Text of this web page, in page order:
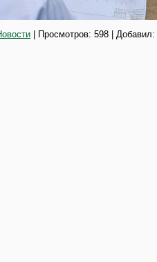
| Просмотров: 598 | Добавил: